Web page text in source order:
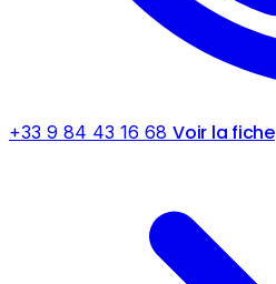
+33 9 84 43 16 68 Voir la fiche